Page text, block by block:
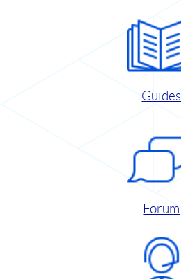
Guides
Forum